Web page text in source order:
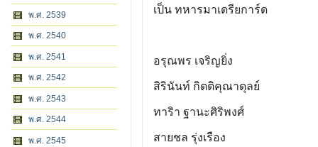
พ.ศ. 2539
พ.ศ. 2540
พ.ศ. 2541
พ.ศ. 2542
พ.ศ. 2543
พ.ศ. 2544
พ.ศ. 2545
เป็น ทหารมาเดรียการ์ด
อรุณพร เจริญยิ่ง
สิรินันท์ กิตติคุณาดุลย์
ทาริา ฐานะศิริพงศ์
สายชล รุ่งเรือง